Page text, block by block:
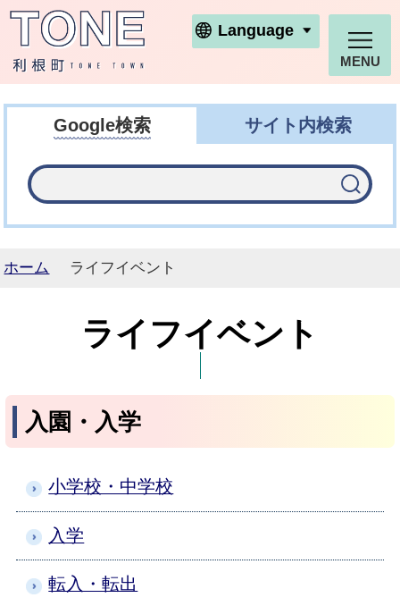
利根町ホームページ
Language
MENU
Google検索 サイト内検索
ホーム ライフイベント
ライフイベント
入園・入学
小学校・中学校
入学
転入・転出